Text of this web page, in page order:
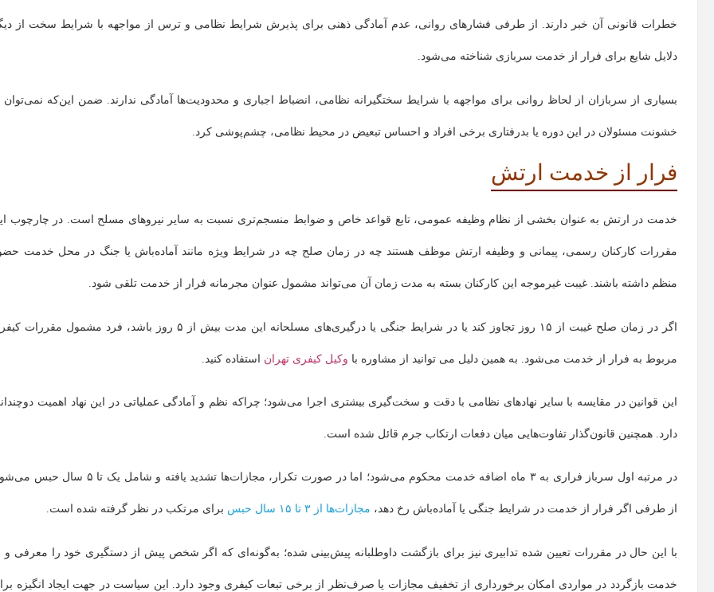
خطرات قانونی آن خبر دارند. از طرفی فشارهای روانی، عدم آمادگی ذهنی برای پذیرش شرایط نظامی و ترس از مواجهه با شرایط سخت از
دلایل شایع برای فرار از خدمت سربازی شناخته می‌شود.
بسیاری از سربازان از لحاظ روانی برای مواجهه با شرایط سختگیرانه نظامی، انضباط اجباری و محدودیت‌ها آمادگی ندارند. ضمن این‌که نمی‌توان
خشونت مسئولان در این دوره یا بدرفتاری برخی افراد و احساس تبعیض در محیط نظامی، چشم‌پوشی کرد.
فرار از خدمت ارتش
خدمت در ارتش به عنوان بخشی از نظام وظیفه عمومی، تابع قواعد خاص و ضوابط منسجم‌تری نسبت به سایر نیروهای مسلح است. در چارچوب
مقررات کارکنان رسمی، پیمانی و وظیفه ارتش موظف هستند چه در زمان صلح چه در شرایط ویژه مانند آماده‌باش یا جنگ در محل خدمت
منظم داشته باشند. غیبت غیرموجه این کارکنان بسته به مدت زمان آن می‌تواند مشمول عنوان مجرمانه فرار از خدمت تلقی شود.
اگر در زمان صلح غیبت از ۱۵ روز تجاوز کند یا در شرایط جنگی یا درگیری‌های مسلحانه این مدت بیش از ۵ روز باشد، فرد مشمول
مربوط به فرار از خدمت می‌شود. به همین دلیل می توانید از مشاوره با وکیل کیفری تهران استفاده کنید.
این قوانین در مقایسه با سایر نهادهای نظامی با دقت و سخت‌گیری بیشتری اجرا می‌شود؛ چراکه نظم و آمادگی عملیاتی در این نهاد اهمیت
دارد. همچنین قانون‌گذار تفاوت‌هایی میان دفعات ارتکاب جرم قائل شده است.
در مرتبه اول سرباز فراری به ۳ ماه اضافه خدمت محکوم می‌شود؛ اما در صورت تکرار، مجازات‌ها تشدید یافته و شامل یک تا ۵
از طرفی اگر فرار از خدمت در شرایط جنگی یا آماده‌باش رخ دهد، مجازات‌ها از ۳ تا ۱۵ سال حبس برای مرتکب در نظر گرفته شده است.
با این حال در مقررات تعیین شده تدابیری نیز برای بازگشت داوطلبانه پیش‌بینی شده؛ به‌گونه‌ای که اگر شخص پیش از دستگیری خود را معرفی و
خدمت بازگردد در مواردی امکان برخورداری از تخفیف مجازات یا صرف‌نظر از برخی تبعات کیفری وجود دارد. این سیاست در جهت ایجاد انگیزه